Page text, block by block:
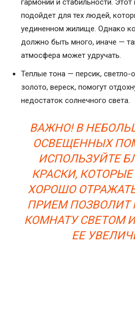
гармонии и стабильности. Этот
подойдет для тех людей,
уединенном жилище. Однако
должно быть много, иначе —
атмосфера может удручать.
Теплые тона — персик, светло-
золото, вереск, помогут
недостаток солнечного света.
ВАЖНО! В
ОСВЕЩЕННЫХ
ИСПОЛЬЗУЙТЕ
КРАСКИ,
ХОРОШО
ПРИЕМ ПОЗВОЛИТ
КОМНАТУ СВЕТОМ
ЕЕ